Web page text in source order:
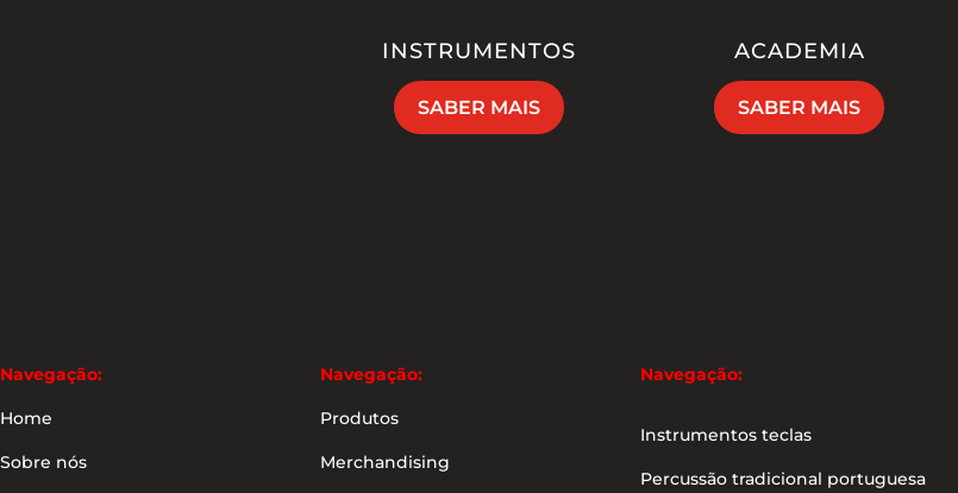
INSTRUMENTOS
SABER MAIS
ACADEMIA
SABER MAIS
Navegação:
Home
Sobre nós
Navegação:
Produtos
Merchandising
Navegação:
Instrumentos teclas
Percussão tradicional portuguesa